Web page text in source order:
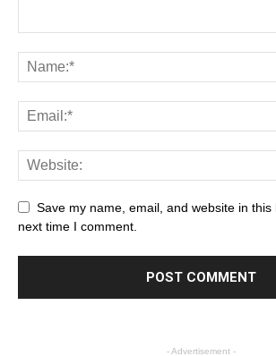
Save my name, email, and website in
next time I comment.
- Advertisement -